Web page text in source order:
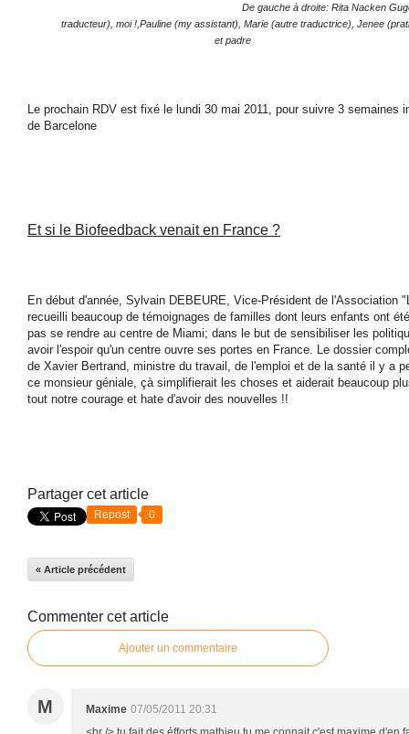
De gauche à droite: Rita Nacken
traducteur), moi !,Pauline (my assistant), Marie (autre traductrice), Jenee
et padre
Le prochain RDV est fixé le lundi 30 mai 2011, pour suivre 3 semaines
de Barcelone
Et si le Biofeedback venait en France ?
En début d'année, Sylvain DEBEURE, Vice-Président de l'Association
recueilli beaucoup de témoignages de familles dont leurs enfants ont
pas se rendre au centre de Miami; dans le but de sensibiliser les
avoir l'espoir qu'un centre ouvre ses portes en France. Le dossier
de Xavier Bertrand, ministre du travail, de l'emploi et de la santé il y a
ce monsieur géniale, çà simplifierait les choses et aiderait beaucoup
tout notre courage et hate d'avoir des nouvelles !!
Partager cet article
Repost 0
« Article précédent
Commenter cet article
Ajouter un commentaire
M Maxime 07/05/2011 20:31